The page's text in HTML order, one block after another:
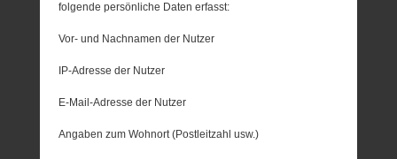
folgende persönliche Daten erfasst:
Vor- und Nachnamen der Nutzer
IP-Adresse der Nutzer
E-Mail-Adresse der Nutzer
Angaben zum Wohnort (Postleitzahl usw.)